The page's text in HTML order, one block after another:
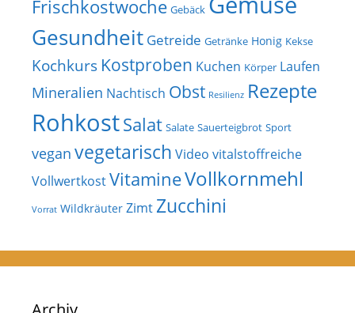
Frischkostwoche Gebäck
Gesundheit Getreide Getränke Honig Kekse
Kochkurs Kostproben Kuchen Körper Laufen
Mineralien Nachtisch Obst Resilienz Rezepte
RohkostSalat Salate Sauerteigbrot Sport
vegan vegetarisch Video vitalstoffreiche
VollwertkostVitamineVollkornmehl
Vorrat Wildkräuter Zimt Zucchini